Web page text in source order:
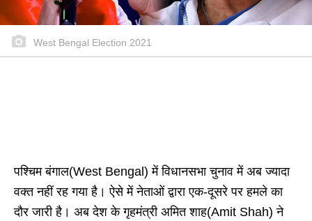
West Bengal Election 2021
पश्चिम बंगाल(West Bengal) में विधानसभा चुनाव में अब ज्यादा
वक्त नहीं रह गया है। ऐसे में नेताओं द्वारा एक-दूसरे पर हमले का
दौर जारी है। अब देश के गृहमंत्री अमित शाह(Amit Shah) ने